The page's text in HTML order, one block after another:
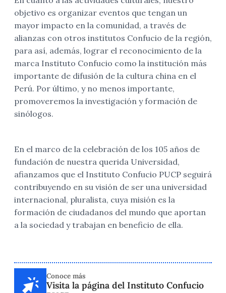
objetivo es organizar eventos que tengan un
mayor impacto en la comunidad, a través de
alianzas con otros institutos Confucio de la región,
para así, además, lograr el reconocimiento de la
marca Instituto Confucio como la institución más
importante de difusión de la cultura china en el
Perú. Por último, y no menos importante,
promoveremos la investigación y formación de
sinólogos.
En el marco de la celebración de los 105 años de
fundación de nuestra querida Universidad,
afianzamos que el Instituto Confucio PUCP seguirá
contribuyendo en su visión de ser una universidad
internacional, pluralista, cuya misión es la
formación de ciudadanos del mundo que aportan
a la sociedad y trabajan en beneficio de ella.
Conoce más
Visita la página del Instituto Confucio